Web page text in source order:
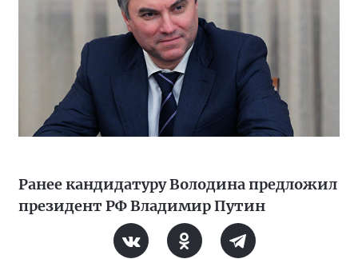
Ранее кандидатуру Володина предложил
президент РФ Владимир Путин